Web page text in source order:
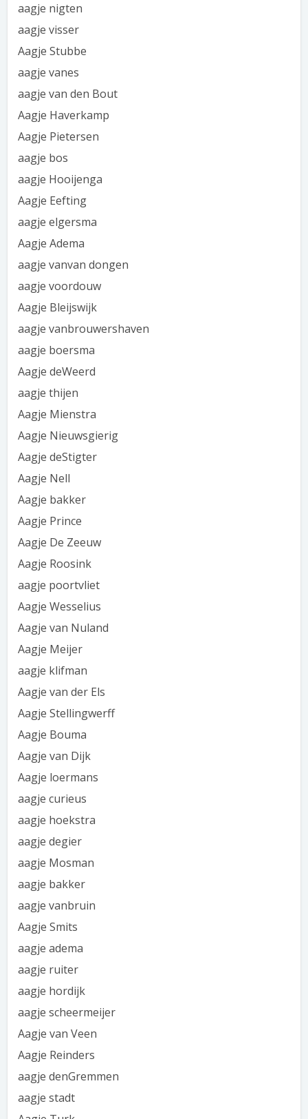
aagje nigten
aagje visser
Aagje Stubbe
aagje vanes
aagje van den Bout
Aagje Haverkamp
Aagje Pietersen
aagje bos
aagje Hooijenga
Aagje Eefting
aagje elgersma
Aagje Adema
aagje vanvan dongen
aagje voordouw
Aagje Bleijswijk
aagje vanbrouwershaven
aagje boersma
Aagje deWeerd
aagje thijen
Aagje Mienstra
Aagje Nieuwsgierig
Aagje deStigter
Aagje Nell
Aagje bakker
Aagje Prince
Aagje De Zeeuw
Aagje Roosink
aagje poortvliet
Aagje Wesselius
Aagje van Nuland
Aagje Meijer
aagje klifman
Aagje van der Els
Aagje Stellingwerff
Aagje Bouma
Aagje van Dijk
Aagje loermans
aagje curieus
aagje hoekstra
aagje degier
aagje Mosman
aagje bakker
aagje vanbruin
Aagje Smits
aagje adema
aagje ruiter
aagje hordijk
aagje scheermeijer
Aagje van Veen
Aagje Reinders
aagje denGremmen
aagje stadt